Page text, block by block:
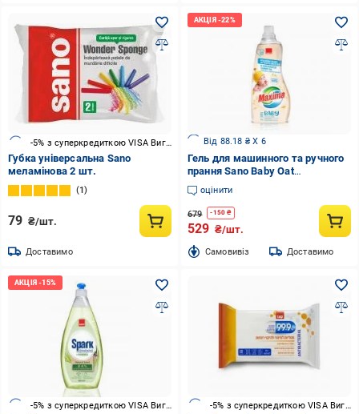
-5% з суперкредиткою VISA Вигода
Губка універсальна Sano
меламінова 2 шт.
1
79 ₴/шт.
Доставимо
Від 88.18 ₴ X 6
Гель для машинного та ручного
прання Sano Baby Oat
концентрат 1,5 л
оцінити
679 -150 ₴
529 ₴/шт.
Cамовивіз Доставимо
-5% з суперкредиткою VISA Вигода